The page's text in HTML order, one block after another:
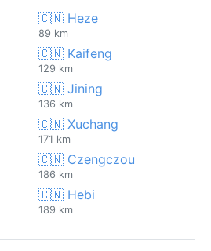
🇨🇳 Heze
89 km
🇨🇳 Kaifeng
129 km
🇨🇳 Jining
136 km
🇨🇳 Xuchang
171 km
🇨🇳 Czengczou
186 km
🇨🇳 Hebi
189 km